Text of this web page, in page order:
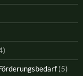
(5)